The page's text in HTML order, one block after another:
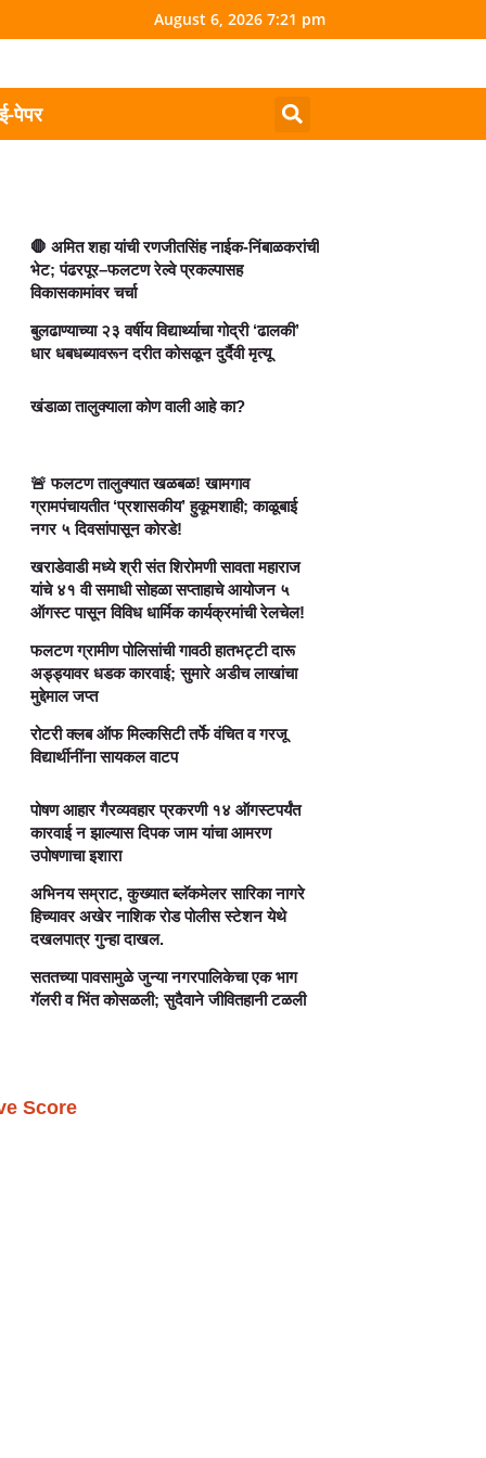
August 6, 2026 7:21 pm
पेपर
🛑 अमित शहा यांची रणजीतसिंह नाईक-निंबाळकरांची
भेट; पंढरपूर–फलटण रेल्वे प्रकल्पासह
विकासकामांवर चर्चा
बुलढाण्याच्या २३ वर्षीय विद्यार्थ्याचा गोद्री ‘ढालकी’
धार धबधब्यावरून दरीत कोसळून दुर्दैवी मृत्यू
खंडाळा तालुक्याला कोण वाली आहे का?
🚨 फलटण तालुक्यात खळबळ! खामगाव
ग्रामपंचायतीत ‘प्रशासकीय’ हुकूमशाही; काळूबाई
नगर ५ दिवसांपासून कोरडे!
खराडेवाडी मध्ये श्री संत शिरोमणी सावता महाराज
यांचे ४१ वी समाधी सोहळा सप्ताहाचे आयोजन ५
ऑगस्ट पासून विविध धार्मिक कार्यक्रमांची रेलचेल!
फलटण ग्रामीण पोलिसांची गावठी हातभट्टी दारू
अड्ड्यावर धडक कारवाई; सुमारे अडीच लाखांचा
मुद्देमाल जप्त
रोटरी क्लब ऑफ मिल्कसिटी तर्फे वंचित व गरजू
विद्यार्थीनींना सायकल वाटप
पोषण आहार गैरव्यवहार प्रकरणी १४ ऑगस्टपर्यंत
कारवाई न झाल्यास दिपक जाम यांचा आमरण
उपोषणाचा इशारा
अभिनय सम्राट, कुख्यात ब्लॅकमेलर सारिका नागरे
हिच्यावर अखेर नाशिक रोड पोलीस स्टेशन येथे
दखलपात्र गुन्हा दाखल.
सततच्या पावसामुळे जुन्या नगरपालिकेचा एक भाग
गॅलरी व भिंत कोसळली; सुदैवाने जीवितहानी टळली
Score